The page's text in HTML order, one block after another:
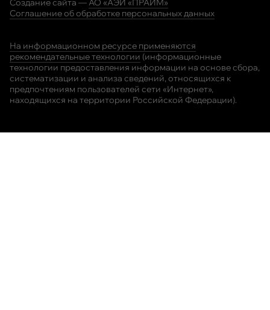
Создание сайта —АО «АЭИ «ПРАЙМ»
Соглашение об обработке персональных данных
На информационном ресурсе применяются
рекомендательные технологии (информационные
технологии предоставления информации на основе сбора,
систематизации и анализа сведений, относящихся к
предпочтениям пользователей сети «Интернет»,
находящихся на территории Российской Федерации).